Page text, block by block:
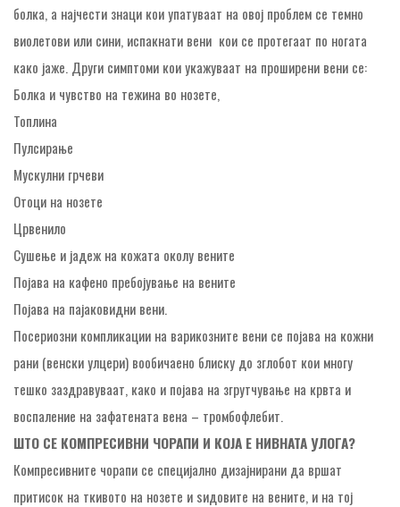
болка, а најчести знаци кои упатуваат на овој проблем се темно
виолетови или сини, испакнати вени кои се протегаат по ногата
како јаже. Други симптоми кои укажуваат на проширени вени се:
Болка и чувство на тежина во нозете,
Топлина
Пулсирање
Мускулни грчеви
Отоци на нозете
Црвенило
Сушење и јадеж на кожата околу вените
Појава на кафено пребојување на вените
Појава на пајаковидни вени.
Посериозни компликации на варикозните вени се појава на кожни
рани (венски улцери) вообичаено блиску до зглобот кои многу
тешко заздравуваат, како и појава на згрутчување на крвта и
воспаление на зафатената вена – тромбофлебит.
ШТО СЕ КОМПРЕСИВНИ ЧОРАПИ И КОЈА Е НИВНАТА УЛОГА?
Компресивните чорапи се специјално дизајнирани да вршат
притисок на ткивото на нозете и ѕидовите на вените, и на тој